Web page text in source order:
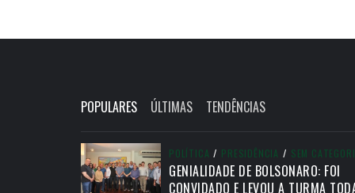
POPULARES ÚLTIMAS TENDÊNCIAS
POLÍTICA / PRESIDÊNCIA / SEM
GENIALIDADE DE BOLSONARO: FOI
CONVIDADO E LEVOU A TURMA